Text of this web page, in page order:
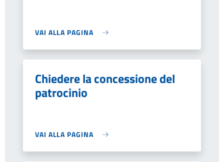
VAI ALLA PAGINA
Chiedere la concessione del
patrocinio
VAI ALLA PAGINA